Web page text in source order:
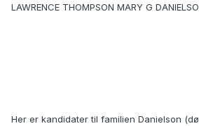
LAWRENCE THOMPSON MARY G
Her er kandidater til familien Danielson